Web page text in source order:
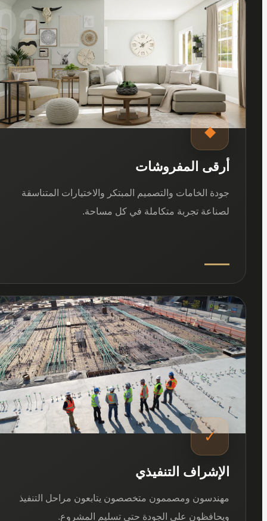
02
◆
أرقى المفروشات
جودة الخامات والتصميم المبتكر والاختيارات المتناسقة
لصناعة تجربة متكاملة في كل مساحة.
03
✓
الإشراف التنفيذي
مهندسون ومصممون متخصصون يتابعون مراحل التنفيذ
ويحافظون على الجودة حتى تسليم المشروع.